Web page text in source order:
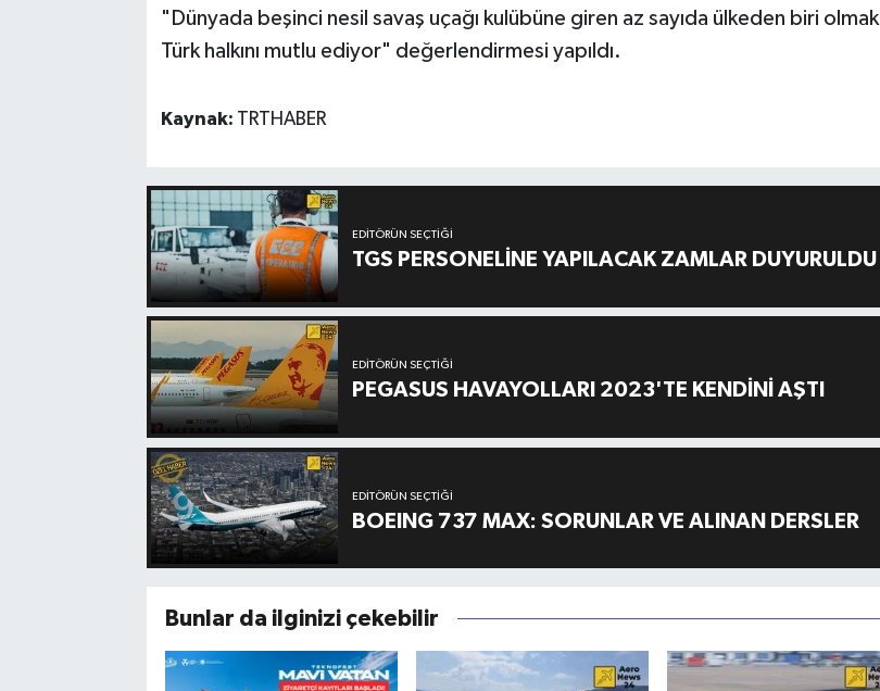
"Dünyada beşinci nesil savaş uçağı kulübüne giren az sayıda ülkeden biri olmak
Türk halkını mutlu ediyor" değerlendirmesi yapıldı.
Kaynak: TRTHABER
EDITÖRÜN SEÇTIĞI
TGS PERSONELİNE YAPILACAK ZAMLAR DUYURULDU
EDITÖRÜN SEÇTIĞI
PEGASUS HAVAYOLLARI 2023'TE KENDİNİ AŞTI
EDITÖRÜN SEÇTIĞI
BOEING 737 MAX: SORUNLAR VE ALINAN DERSLER
Bunlar da ilginizi çekebilir